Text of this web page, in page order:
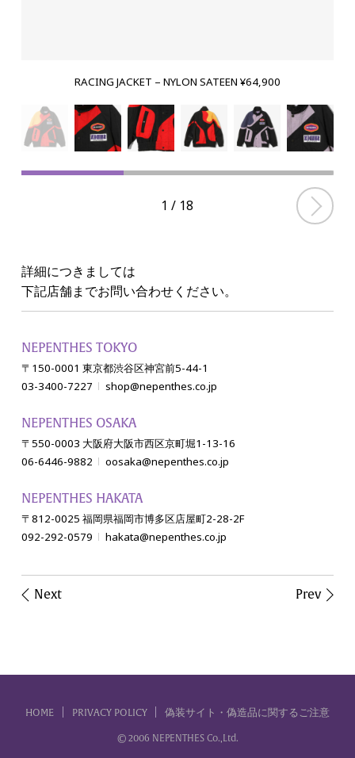
RACING JACKET – NYLON SATEEN ¥64,900
1 / 18
詳細につきましては
下記店舗までお問い合わせください。
NEPENTHES TOKYO
〒150-0001 東京都渋谷区神宮前5-44-1
03-3400-7227
shop@nepenthes.co.jp
NEPENTHES OSAKA
〒550-0003 大阪府大阪市西区京町堀1-13-16
06-6446-9882
oosaka@nepenthes.co.jp
NEPENTHES HAKATA
〒812-0025 福岡県福岡市博多区店屋町2-28-2F
092-292-0579
hakata@nepenthes.co.jp
Prev
Next
HOME PRIVACY POLICY 偽装サイト・偽造品に関するご注意
© 2006 NEPENTHES Co.,Ltd.